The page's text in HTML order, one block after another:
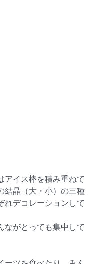
アイス棒を積み重ねて
結晶（大・小）の三種
れデコレーションして
ながとっても集中して